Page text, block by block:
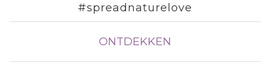
#spreadnaturelove
ONTDEKKEN